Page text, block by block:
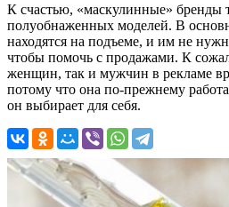
К счастью, «маскулинные» бренды
полуобнаженных моделей. В
находятся на подъеме, и им не
чтобы помочь с продажами. К
женщин, так и мужчин в рекламе
потому что она по-прежнему
он выбирает для себя.